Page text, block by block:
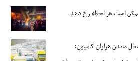
است هر لحظه رخ دهد
ماندن هزاران کامیون؛